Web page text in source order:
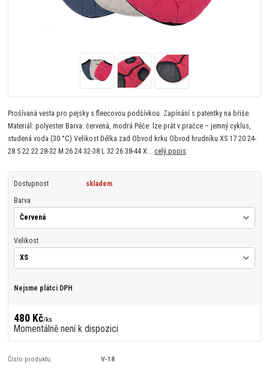
Prošívaná vesta pro pejsky s fleecovou podšívkou. Zapínání s patentky na břiše.
Materiál: polyester Barva: červená, modrá Péče: lze prát v pračce – jemný cyklus,
studená voda (30 °C) Velikost Délka zad Obvod krku Obvod hrudníku XS 17 20 24-
28 S 22 22 28-32 M 26 24 32-38 L 32 26 38-44 X...celý popis
Dostupnost skladem
Barva
Velikost
Nejsme plátci DPH
480 Kč/ks
Momentálně není k dispozici
Číslo produktu: V-18